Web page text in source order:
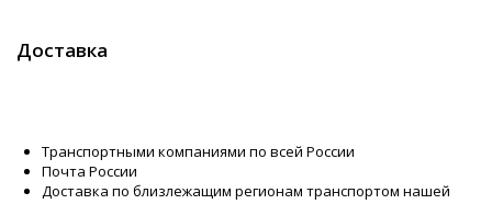
Доставка
Транспортными компаниями по всей России
Почта России
Доставка по близлежащим регионам транспортом нашей